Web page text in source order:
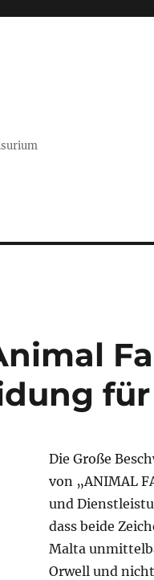
Die Große
von „ANIMAL
und
dass beide
Malta
Orwell und